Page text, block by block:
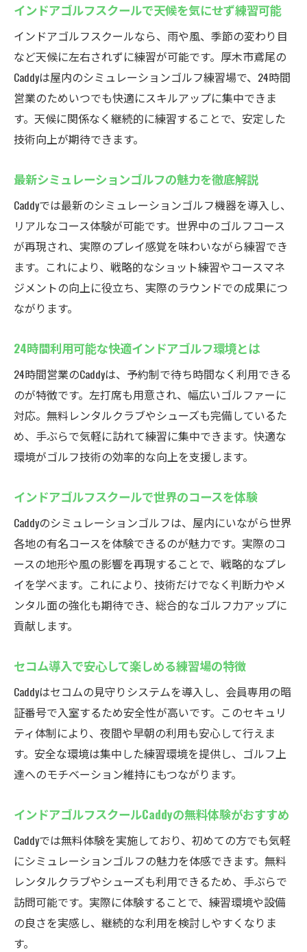
徴
インドアゴルフスクールCaddyの無料体験が
おすすめ
24時間営業のCaddyでシミュレーションゴルフを
満喫
インドアゴルフスクールで深夜も練習でき
予約制のインドアゴルフで待ち時間を解消
無料レンタルクラブ完備で手ぶらで通える
利便性
左打席設置で幅広いゴルファーに対応可能
24時間営業のインドアゴルフスクールで効
率的に上達
厚木のシミュレーションゴルフを気軽に体
インドアゴルフスクールCaddyの魅力を解説
インドアゴルフスクールの最新設備と充実
サポート
会員専用入室システムでセキュリティも万
全
無料体験でインドアゴルフの楽しさを実感
初心者も安心のインドアゴルフスクール指
導内容
レンタルシューズも無料で通いやすい練習
場
厚木市鳶尾のインドアゴルフで新しい楽し
み方
厚木市鳶尾のCaddyでスキルアップを目指す
グ練習法
シミュレーションゴルフを活用した上達の
コツ
インドアゴルフスクールで継続練習できる
理由
スキルアップに最適な24時間営業の練習環
プロの指導付きインドアゴルフスクールの
魅力
厚木のインドアゴルフで着実にレベルアッ
プ
Caddyで楽しむシミュレーションゴルフの秘訣
インドアゴルフスクールを最大限に活用す
インドアゴルフスクールで天候を気にせず練習可能
インドアゴルフスクールなら、雨や風、季節の変わり目
など天候に左右されずに練習が可能です。厚木市鳶尾の
Caddyは屋内のシミュレーションゴルフ練習場で、24時間
営業のためいつでも快適にスキルアップに集中できま
す。天候に関係なく継続的に練習することで、安定した
技術向上が期待できます。
最新シミュレーションゴルフの魅力を徹底解説
Caddyでは最新のシミュレーションゴルフ機器を導入し、
リアルなコース体験が可能です。世界中のゴルフコース
が再現され、実際のプレイ感覚を味わいながら練習でき
ます。これにより、戦略的なショット練習やコースマネ
ジメントの向上に役立ち、実際のラウンドでの成果につ
ながります。
24時間利用可能な快適インドアゴルフ環境とは
24時間営業のCaddyは、予約制で待ち時間なく利用できる
のが特徴です。左打席も用意され、幅広いゴルファーに
対応。無料レンタルクラブやシューズも完備しているた
め、手ぶらで気軽に訪れて練習に集中できます。快適な
環境がゴルフ技術の効率的な向上を支援します。
インドアゴルフスクールで世界のコースを体験
Caddyのシミュレーションゴルフは、屋内にいながら世界
各地の有名コースを体験できるのが魅力です。実際のコ
ースの地形や風の影響を再現することで、戦略的なプレ
イを学べます。これにより、技術だけでなく判断力やメ
ンタル面の強化も期待でき、総合的なゴルフ力アップに
貢献します。
セコム導入で安心して楽しめる練習場の特徴
Caddyはセコムの見守りシステムを導入し、会員専用の暗
証番号で入室するため安全性が高いです。このセキュリ
ティ体制により、夜間や早朝の利用も安心して行えま
す。安全な環境は集中した練習環境を提供し、ゴルフ上
達へのモチベーション維持にもつながります。
インドアゴルフスクールCaddyの無料体験がおすすめ
Caddyでは無料体験を実施しており、初めての方でも気軽
にシミュレーションゴルフの魅力を体感できます。無料
レンタルクラブやシューズも利用できるため、手ぶらで
訪問可能です。実際に体験することで、練習環境や設備
の良さを実感し、継続的な利用を検討しやすくなりま
す。